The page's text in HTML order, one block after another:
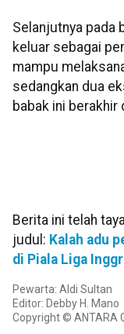
Selanjutnya pada
keluar sebagai
mampu
sedangkan dua
babak ini berakhir
Berita ini telah
judul: Kalah adu
di Piala Liga
Pewarta: Aldi Sultan
Editor: Debby H. Mano
Copyright © ANTARA